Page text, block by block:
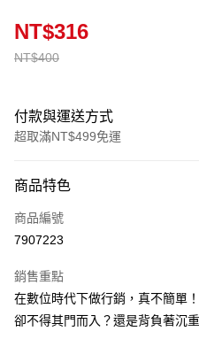
NT$400
NT$316
付款與運送方式
超取滿NT$499免運
信用卡一次付款
超商取貨付款
Apple Pay
街口支付
商品特色
商品編號
7907223
銷售重點
在數位時代下做行銷，真不簡單
卻不得其門而入？還是背負著沉